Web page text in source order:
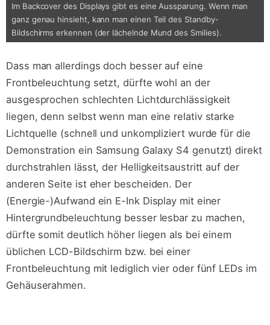
Im Backcover des Displays gibt es eine Aussparung. Wenn man
ganz genau hinsieht, kann man einen Teil des Standby-
Bildschirms erkennen (der lächelnde Mund des Smilies).
Dass man allerdings doch besser auf eine
Frontbeleuchtung setzt, dürfte wohl an der
ausgesprochen schlechten Lichtdurchlässigkeit
liegen, denn selbst wenn man eine relativ starke
Lichtquelle (schnell und unkompliziert wurde für die
Demonstration ein Samsung Galaxy S4 genutzt) direkt
durchstrahlen lässt, der Helligkeitsaustritt auf der
anderen Seite ist eher bescheiden. Der
(Energie-)Aufwand ein E-Ink Display mit einer
Hintergrundbeleuchtung besser lesbar zu machen,
dürfte somit deutlich höher liegen als bei einem
üblichen LCD-Bildschirm bzw. bei einer
Frontbeleuchtung mit lediglich vier oder fünf LEDs im
Gehäuserahmen.